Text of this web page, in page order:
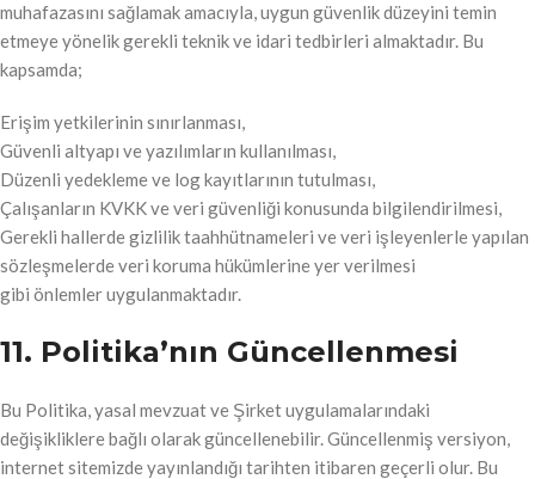
muhafazasını sağlamak amacıyla, uygun güvenlik düzeyini temin
etmeye yönelik gerekli teknik ve idari tedbirleri almaktadır. Bu
kapsamda;
Erişim yetkilerinin sınırlanması,
Güvenli altyapı ve yazılımların kullanılması,
Düzenli yedekleme ve log kayıtlarının tutulması,
Çalışanların KVKK ve veri güvenliği konusunda bilgilendirilmesi,
Gerekli hallerde gizlilik taahhütnameleri ve veri işleyenlerle yapılan
sözleşmelerde veri koruma hükümlerine yer verilmesi
gibi önlemler uygulanmaktadır.
11. Politika’nın Güncellenmesi
Bu Politika, yasal mevzuat ve Şirket uygulamalarındaki
değişikliklere bağlı olarak güncellenebilir. Güncellenmiş versiyon,
internet sitemizde yayınlandığı tarihten itibaren geçerli olur. Bu